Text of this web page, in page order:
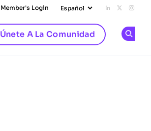
Member's Login Add us on
Follow
Únete A La Comunidad